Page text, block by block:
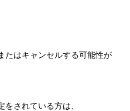
たはキャンセルする可能性が
をされている方は、